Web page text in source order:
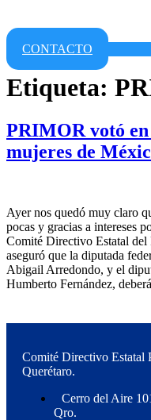
CONTACTO
Etiqueta:
PRIMOR votó
mujeres de
Ayer nos quedó muy claro
pocas y gracias a intereses
Comité Directivo Estatal
aseguró que la diputada
Abigail Arredondo, y el
Humberto Fernández,
Comité Directivo Estatal
Querétaro.
Cerro del Aire
Qro.